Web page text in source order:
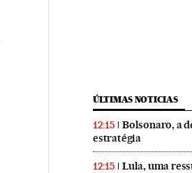
ÚLTIMAS NOTICIAS
12:15
Bolsonaro, a
estratégia
12:15 Lula, uma